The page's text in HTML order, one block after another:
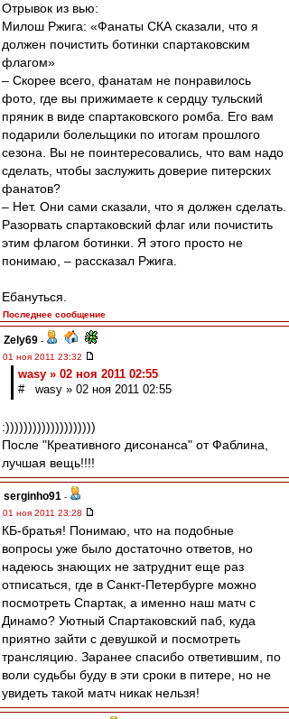
Отрывок из вью:
Милош Ржига: «Фанаты СКА сказали, что я
должен почистить ботинки спартаковским
флагом»
– Скорее всего, фанатам не понравилось
фото, где вы прижимаете к сердцу тульский
пряник в виде спартаковского ромба. Его вам
подарили болельщики по итогам прошлого
сезона. Вы не поинтересовались, что вам надо
сделать, чтобы заслужить доверие питерских
фанатов?
– Нет. Они сами сказали, что я должен сделать.
Разорвать спартаковский флаг или почистить
этим флагом ботинки. Я этого просто не
понимаю, – рассказал Ржига.
Ебануться.
Последнее сообщение
Zely69 -
01 ноя 2011 23:32
wasy » 02 ноя 2011 02:55
# wasy » 02 ноя 2011 02:55
:))))))))))))))))))))
После "Креативного дисонанса" от Фаблина,
лучшая вещь!!!!
serginho91 -
01 ноя 2011 23:28
КБ-братья! Понимаю, что на подобные
вопросы уже было достаточно ответов, но
надеюсь знающих не затруднит еще раз
отписаться, где в Санкт-Петербурге можно
посмотреть Спартак, а именно наш матч с
Динамо? Уютный Спартаковский паб, куда
приятно зайти с девушкой и посмотреть
трансляцию. Заранее спасибо ответившим, по
воли судьбы буду в эти сроки в питере, но не
увидеть такой матч никак нельзя!